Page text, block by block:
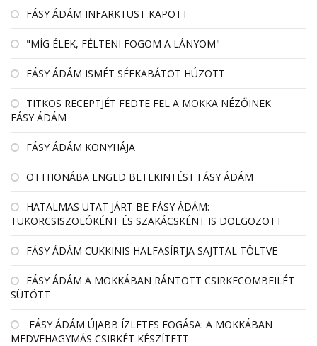
FÁSY ÁDÁM INFARKTUST KAPOTT
"MÍG ÉLEK, FÉLTENI FOGOM A LÁNYOM"
FÁSY ÁDÁM ISMÉT SÉFKABÁTOT HÚZOTT
TITKOS RECEPTJÉT FEDTE FEL A MOKKA NÉZŐINEK
FÁSY ÁDÁM
FÁSY ÁDÁM KONYHÁJA
OTTHONÁBA ENGED BETEKINTÉST FÁSY ÁDÁM
HATALMAS UTAT JÁRT BE FÁSY ÁDÁM:
TÜKÖRCSISZOLÓKÉNT ÉS SZAKÁCSKÉNT IS DOLGOZOTT
FÁSY ÁDÁM CUKKINIS HALFASÍRTJA SAJTTAL TÖLTVE
FÁSY ÁDÁM A MOKKÁBAN RÁNTOTT CSIRKECOMBFILÉT
SÜTÖTT
FÁSY ÁDÁM ÚJABB ÍZLETES FOGÁSA: A MOKKÁBAN
MEDVEHAGYMÁS CSIRKÉT KÉSZÍTETT